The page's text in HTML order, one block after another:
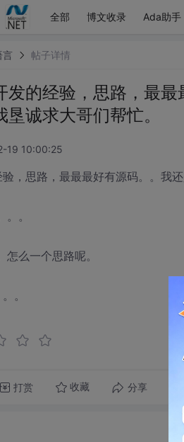
全部 博文收录 Ada助手
言 帖子详情
发的经验，思路，最
诚求大哥们帮忙。
19 10:00:25
，思路，最最最好有源码。。我
。
么一个思路呢。
。
打赏 收藏 分享